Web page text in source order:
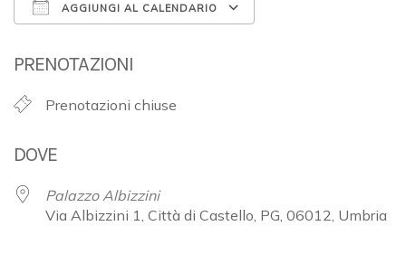
AGGIUNGI AL CALENDARIO
PRENOTAZIONI
Prenotazioni chiuse
DOVE
Palazzo Albizzini
Via Albizzini 1, Città di Castello, PG, 06012, Umbria